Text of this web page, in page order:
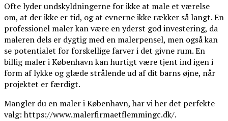
Ofte lyder undskyldningerne for ikke at male et værelse
om, at der ikke er tid, og at evnerne ikke rækker så langt. En
professionel maler kan være en yderst god investering, da
maleren dels er dygtig med en malerpensel, men også kan
se potentialet for forskellige farver i det givne rum. En
billig maler i København kan hurtigt være tjent ind igen i
form af lykke og glæde strålende ud af dit barns øjne, når
projektet er færdigt.
Mangler du en maler i København, har vi her det perfekte
valg: https://www.malerfirmaetflemmingc.dk/.